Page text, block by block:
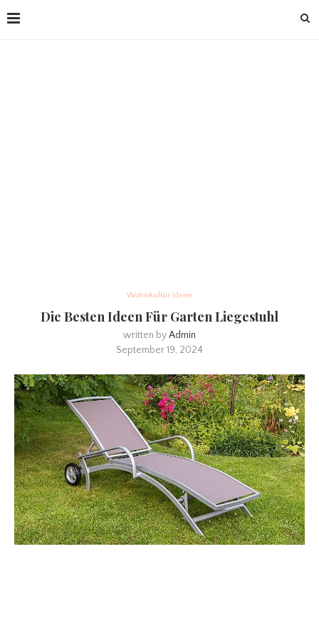
Wohnkultur ideen
Die Besten Ideen Für Garten Liegestuhl
written byAdmin
September 19, 2024